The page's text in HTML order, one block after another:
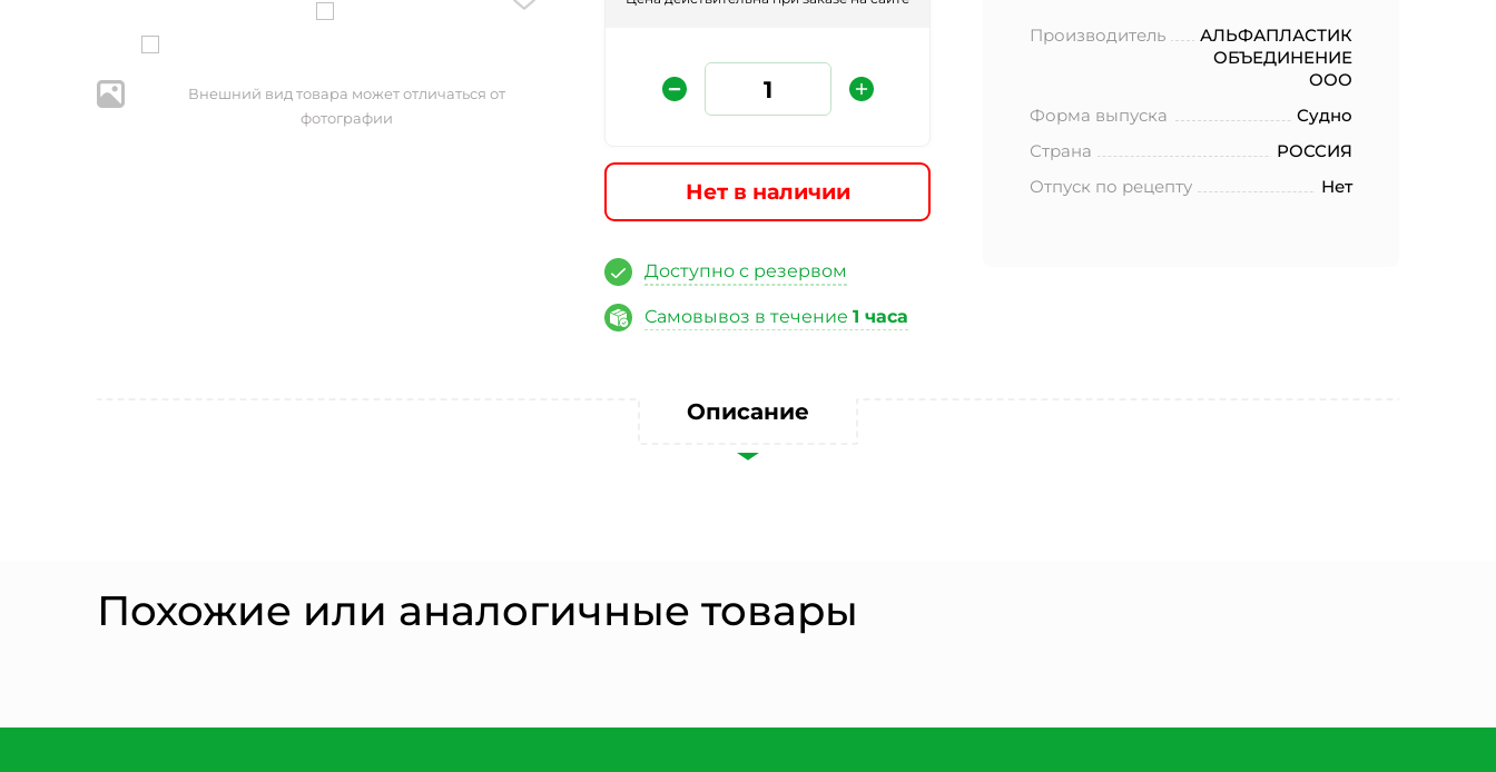
Внешний вид товара может отличаться от
фотографии
Нет в наличии
Доступно с резервом
Самовывоз в течение1 часа
Производитель
АЛЬФАПЛАСТИК
ОБЪЕДИНЕНИЕ
ООО
Форма выпуска
Судно
Страна
РОССИЯ
Отпуск по рецепту
Нет
Описание
Похожие или аналогичные товары
Защита от автоматических сообщений
Введите слово на картинке*
персональных данных, в соответствии с Федеральным законом от 27.07.2006 года